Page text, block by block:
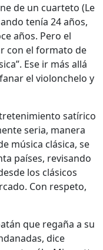
de un cuarteto (Le
tenía 24 años,
años. Pero el
con el formato de
Ese ir más allá
el violonchelo y
satírico
seria, manera
música clásica, se
países, revisando
los clásicos
Con respeto,
que regaña a su
dice